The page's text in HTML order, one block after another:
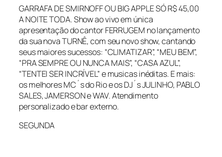
GARRAFA DE SMIRNOFF OU BIG APPLE SÓ R$ 45,00
A NOITE TODA. Show ao vivo em única
apresentação do cantor FERRUGEM no lançamento
da sua nova TURNÊ, com seu novo show, cantando
seus maiores sucessos: “CLIMATIZAR”, “MEU BEM”,
“PRA SEMPRE OU NUNCA MAIS”, “CASA AZUL”,
“TENTEI SER INCRÍVEL” e musicas inéditas. E mais:
os melhores MC´s do Rio e os DJ´s JULINHO, PABLO
SALES, JAMERSON e WAV. Atendimento
personalizado e bar externo.
SEGUNDA